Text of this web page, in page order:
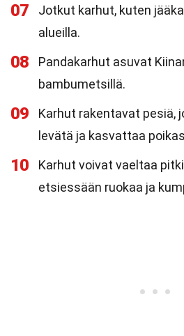
07
Jotkut karhut, kuten
alueilla.
08
Pandakarhut asuvat
bambumetsillä.
09
Karhut rakentavat pesiä,
levätä ja kasvattaa
10
Karhut voivat vaeltaa
etsiessään ruokaa ja